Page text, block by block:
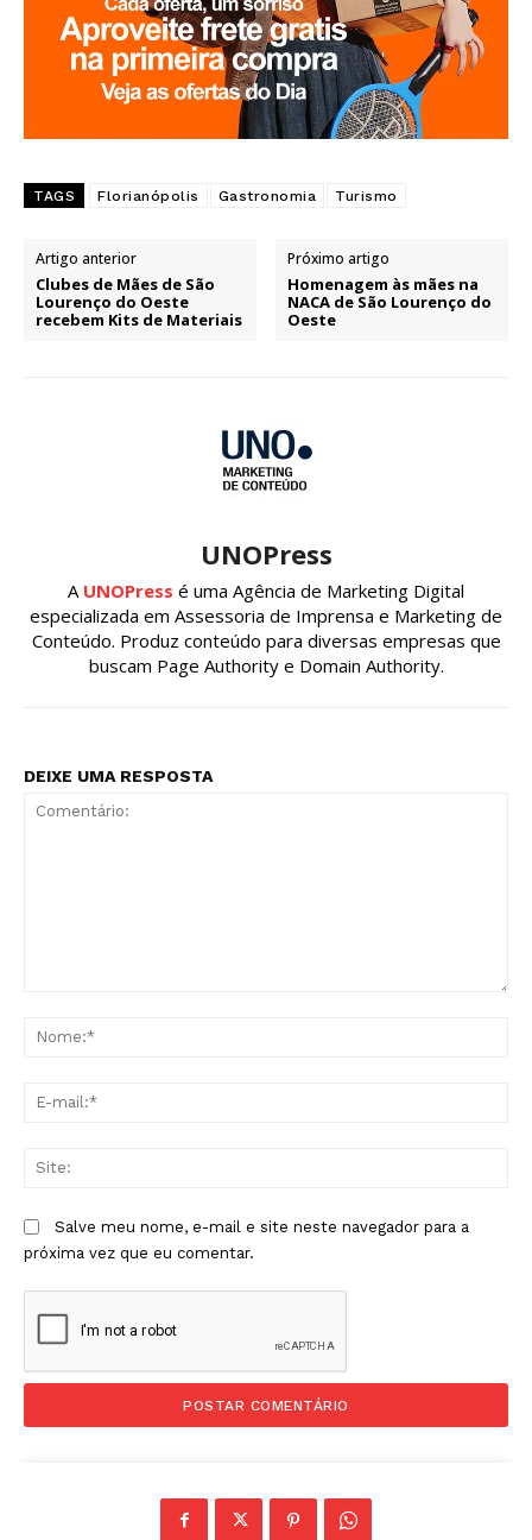
TAGS Florianópolis Gastronomia Turismo
Artigo anterior
Clubes de Mães de São
Lourenço do Oeste
recebem Kits de Materiais
Próximo artigo
Homenagem às mães na
NACA de São Lourenço do
Oeste
UNOPress
A UNOPress é uma Agência de Marketing Digital
especializada em Assessoria de Imprensa e Marketing de
Conteúdo. Produz conteúdo para diversas empresas que
buscam Page Authority e Domain Authority.
DEIXE UMA RESPOSTA
Salve meu nome, e-mail e site neste navegador para a
próxima vez que eu comentar.